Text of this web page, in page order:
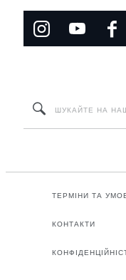
ТЕРМІНИ ТА
КОНТАКТИ